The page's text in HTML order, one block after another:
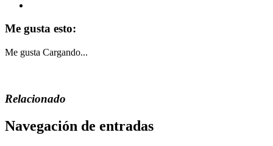
Me gusta esto:
Me gusta Cargando...
Relacionado
Navegación de entradas